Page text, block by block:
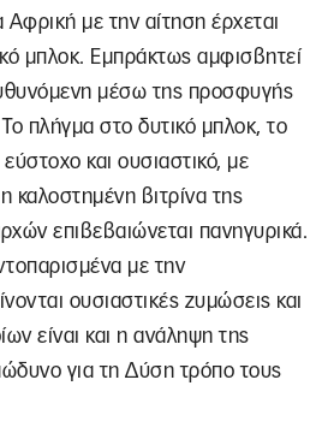
με την αίτηση έρχεται
μπλοκ. Εμπράκτως αμφισβητεί
μέσω της προσφυγής
πλήγμα στο δυτικό μπλοκ, το
εύστοχο και ουσιαστικό, με
καλοστημένη βιτρίνα της
επιβεβαιώνεται πανηγυρικά.
με την
ουσιαστικές ζυμώσεις και
είναι και η ανάληψη της
για τη Δύση τρόπο τους